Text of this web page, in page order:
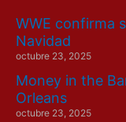
WWE confirma
Navidad
octubre 23, 2025
Money in the
Orleans
octubre 23, 2025